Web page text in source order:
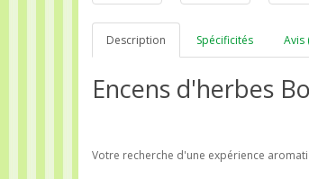
Description Spécificités Avis
Encens d'herbes
Votre recherche d'une expérience